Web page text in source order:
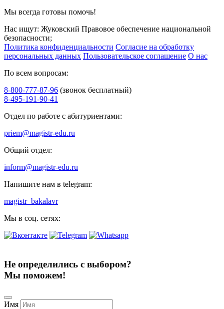
Мы всегда готовы помочь!
Нас ищут: Жуковский Правовое обеспечение национальной
безопасности;
Политика конфиденциальности Согласие на обработку
персональных данных Пользовательское соглашение О нас
По всем вопросам:
8-800-777-87-96 (звонок бесплатный)
8-495-191-90-41
Отдел по работе с абитуриентами:
priem@magistr-edu.ru
Общий отдел:
inform@magistr-edu.ru
Напишите нам в telegram:
magistr_bakalavr
Мы в соц. сетях:
Не определились с выбором?
Мы поможем!
Имя